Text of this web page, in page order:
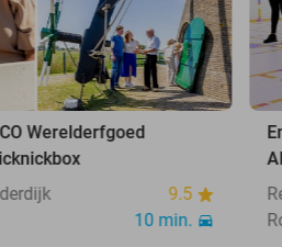
Werelderfgoed
9.5
10 min.